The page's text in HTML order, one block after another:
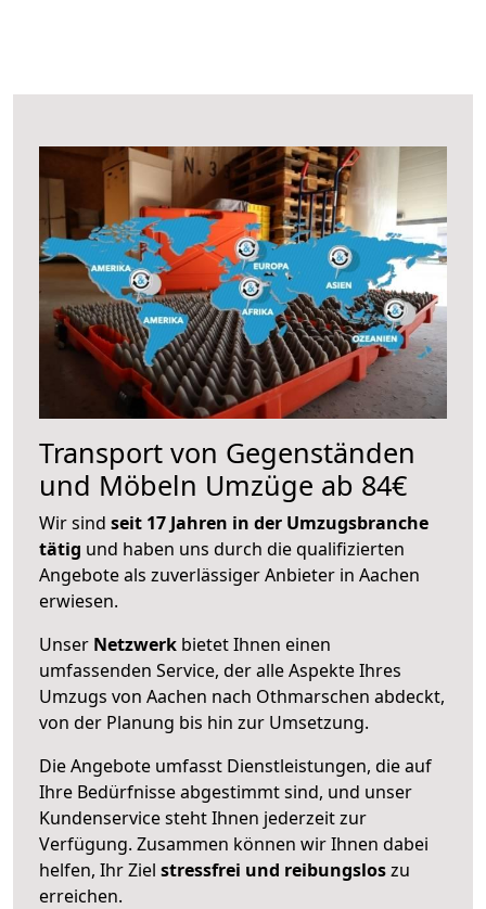
Transport von Gegenständen
und Möbeln Umzüge ab 84€
Wir sind seit 17 Jahren in der Umzugsbranche
tätig und haben uns durch die qualifizierten
Angebote als zuverlässiger Anbieter in Aachen
erwiesen.
Unser Netzwerk bietet Ihnen einen
umfassenden Service, der alle Aspekte Ihres
Umzugs von Aachen nach Othmarschen abdeckt,
von der Planung bis hin zur Umsetzung.
Die Angebote umfasst Dienstleistungen, die auf
Ihre Bedürfnisse abgestimmt sind, und unser
Kundenservice steht Ihnen jederzeit zur
Verfügung. Zusammen können wir Ihnen dabei
helfen, Ihr Ziel stressfrei und reibungsloszu
erreichen.